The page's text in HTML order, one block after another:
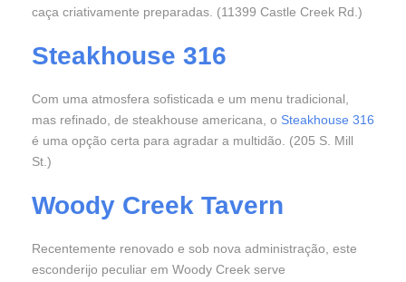
caça criativamente preparadas. (11399 Castle Creek Rd.)
Steakhouse 316
Com uma atmosfera sofisticada e um menu tradicional,
mas refinado, de steakhouse americana, o Steakhouse 316
é uma opção certa para agradar a multidão. (205 S. Mill
St.)
Woody Creek Tavern
Recentemente renovado e sob nova administração, este
esconderijo peculiar em Woody Creek serve